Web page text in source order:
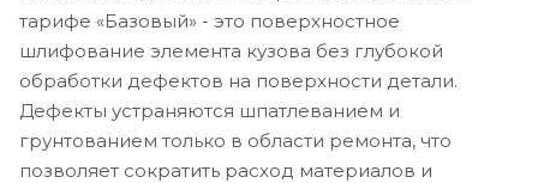
тарифе «Базовый» - это поверхностное
шлифование элемента кузова без глубокой
обработки дефектов на поверхности детали.
Дефекты устраняются шпатлеванием и
грунтованием только в области ремонта, что
позволяет сократить расход материалов и